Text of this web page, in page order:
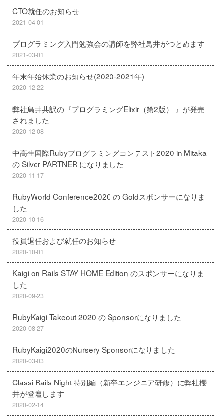
CTO就任のお知らせ
2021-04-01
プログラミング入門勉強会の講師を弊社鳥井がつとめます
2021-03-01
年末年始休業のお知らせ(2020-2021年)
2020-12-22
弊社鳥井共訳の『プログラミングElixir（第2版） 』が発売
されました
2020-12-08
中高生国際Rubyプログラミングコンテスト2020 in Mitaka
の Silver PARTNER になりました
2020-11-17
RubyWorld Conference2020 の Goldスポンサーになりま
した
2020-10-16
役員退任および就任のお知らせ
2020-10-01
Kaigi on Rails STAY HOME Edition のスポンサーになりま
した
2020-09-23
RubyKaigi Takeout 2020 の Sponsorになりました
2020-08-27
RubyKaigi2020のNursery Sponsorになりました
2020-03-03
Classi Rails Night 特別編（新卒エンジニア研修）に弊社櫻
井が登壇します
2020-02-14